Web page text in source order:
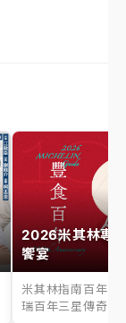
2026米其林專
饗宴
米其林指南百年之
瑞百年三星傳奇、